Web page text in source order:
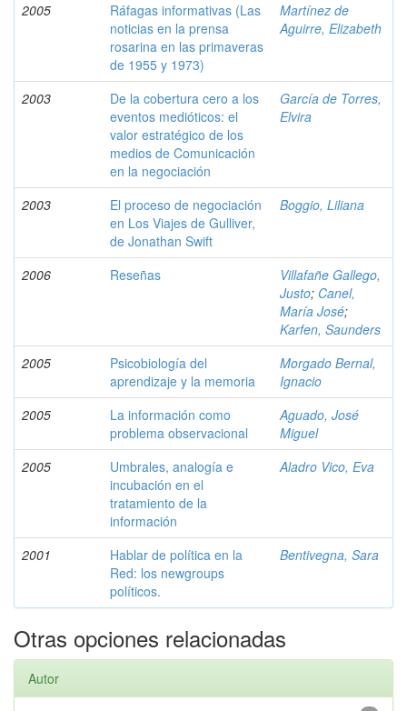
2005
Ráfagas informativas (Las
noticias en la prensa
rosarina en las primaveras
de 1955 y 1973)
Martínez de
Aguirre, Elizabeth
2003
De la cobertura cero a los
eventos medióticos: el
valor estratégico de los
medios de Comunicación
en la negociación
García de Torres,
Elvira
2003
El proceso de negociación
en Los Viajes de Gulliver,
de Jonathan Swift
Boggio, Liliana
2006 Reseñas
Villafañe Gallego,
Justo; Canel,
María José;
Karfen, Saunders
2005
Psicobiología del
aprendizaje y la memoria
Morgado Bernal,
Ignacio
2005
La información como
problema observacional
Aguado, José
Miguel
2005
Umbrales, analogía e
incubación en el
tratamiento de la
información
Aladro Vico, Eva
2001
Hablar de política en la
Red: los newgroups
políticos.
Bentivegna, Sara
Otras opciones relacionadas
Autor